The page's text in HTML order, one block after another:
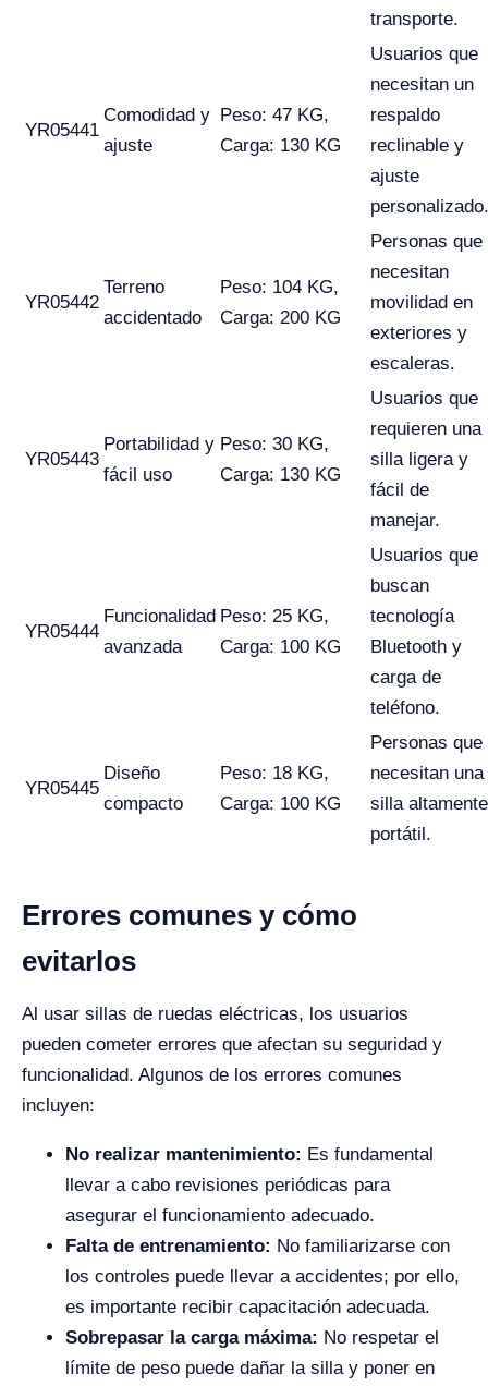
transporte.
YR05441
Comodidad y
ajuste
Peso: 47 KG,
Carga: 130 KG
Usuarios que
necesitan un
respaldo
reclinable y
ajuste
personalizado.
YR05442
Terreno
accidentado
Peso: 104 KG,
Carga: 200 KG
Personas que
necesitan
movilidad en
exteriores y
escaleras.
YR05443
Portabilidad y
fácil uso
Peso: 30 KG,
Carga: 130 KG
Usuarios que
requieren una
silla ligera y
fácil de
manejar.
YR05444
Funcionalidad
avanzada
Peso: 25 KG,
Carga: 100 KG
Usuarios que
buscan
tecnología
Bluetooth y
carga de
teléfono.
YR05445
Diseño
compacto
Peso: 18 KG,
Carga: 100 KG
Personas que
necesitan una
silla altamente
portátil.
Errores comunes y cómo
evitarlos
Al usar sillas de ruedas eléctricas, los usuarios
pueden cometer errores que afectan su seguridad y
funcionalidad. Algunos de los errores comunes
incluyen:
No realizar mantenimiento: Es fundamental
llevar a cabo revisiones periódicas para
asegurar el funcionamiento adecuado.
Falta de entrenamiento: No familiarizarse con
los controles puede llevar a accidentes; por ello,
es importante recibir capacitación adecuada.
Sobrepasar la carga máxima: No respetar el
límite de peso puede dañar la silla y poner en